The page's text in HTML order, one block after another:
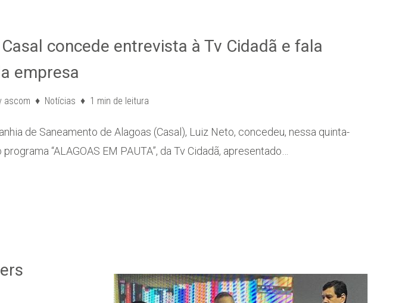
concede entrevista à Tv Cidadã e fala
empresa
ascom Notícias 1 min de leitura
de Saneamento de Alagoas (Casal), Luiz Neto, concedeu, nessa quinta-
“ALAGOAS EM PAUTA”, da Tv Cidadã, apresentado…